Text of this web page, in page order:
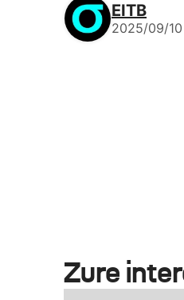
EITB
2025/09/
Zure